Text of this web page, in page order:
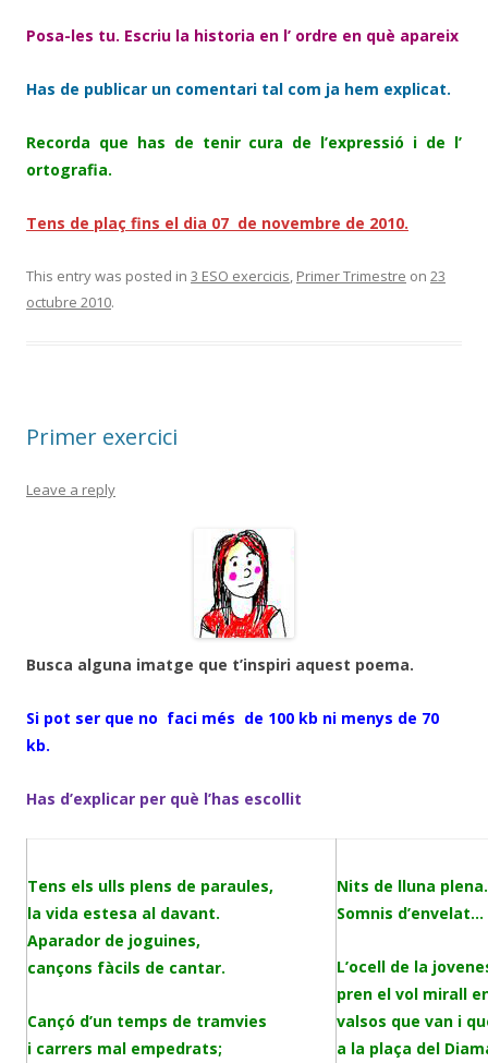
Posa-les tu. Escriu la historia en l’ ordre en què apareix
Has de publicar un comentari tal com ja hem explicat.
Recorda que has de tenir cura de l’expressió i de l’
ortografia.
Tens de plaç fins el dia 07 de novembre de 2010.
This entry was posted in 3 ESO exercicis, Primer Trimestre on 23
octubre 2010.
Primer exercici
Leave a reply
Busca alguna imatge que t’inspiri aquest poema.
Si pot ser que no faci més de 100 kb ni menys de 70
kb.
Has d’explicar per què l’has escollit
Tens els ulls plens de paraules,
la vida estesa al davant.
Aparador de joguines,
cançons fàcils de cantar.
Cançó d’un temps de tramvies
i carrers mal empedrats;
Nits de lluna
Somnis d’envelat…
L’ocell de la
pren el vol mirall
valsos que van i
a la plaça del